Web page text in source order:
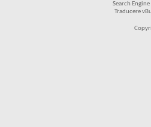
Search
Traducere